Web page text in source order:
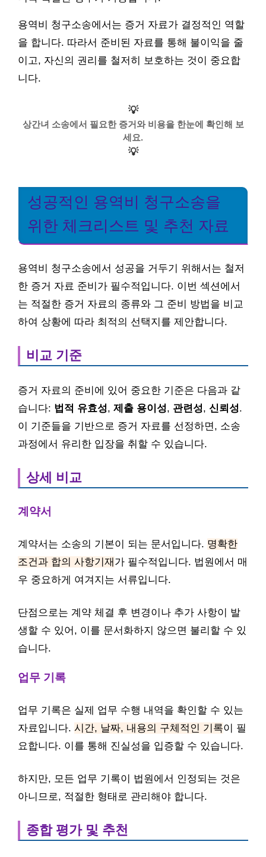
용역비 청구소송에서는 증거 자료가 결정적인 역할
을 합니다. 따라서 준비된 자료를 통해 불이익을 줄
이고, 자신의 권리를 철저히 보호하는 것이 중요합
니다.
💡
상간녀 소송에서 필요한 증거와 비용을 한눈에 확인해 보
세요.
💡
성공적인 용역비 청구소송을
위한 체크리스트 및 추천 자료
용역비 청구소송에서 성공을 거두기 위해서는 철저
한 증거 자료 준비가 필수적입니다. 이번 섹션에서
는 적절한 증거 자료의 종류와 그 준비 방법을 비교
하여 상황에 따라 최적의 선택지를 제안합니다.
비교 기준
증거 자료의 준비에 있어 중요한 기준은 다음과 같
습니다: 법적 유효성, 제출 용이성, 관련성, 신뢰성.
이 기준들을 기반으로 증거 자료를 선정하면, 소송
과정에서 유리한 입장을 취할 수 있습니다.
상세 비교
계약서
계약서는 소송의 기본이 되는 문서입니다. 명확한
조건과 합의 사항기재가 필수적입니다. 법원에서 매
우 중요하게 여겨지는 서류입니다.
단점으로는 계약 체결 후 변경이나 추가 사항이 발
생할 수 있어, 이를 문서화하지 않으면 불리할 수 있
습니다.
업무 기록
업무 기록은 실제 업무 수행 내역을 확인할 수 있는
자료입니다. 시간, 날짜, 내용의 구체적인 기록이 필
요합니다. 이를 통해 진실성을 입증할 수 있습니다.
하지만, 모든 업무 기록이 법원에서 인정되는 것은
아니므로, 적절한 형태로 관리해야 합니다.
종합 평가 및 추천